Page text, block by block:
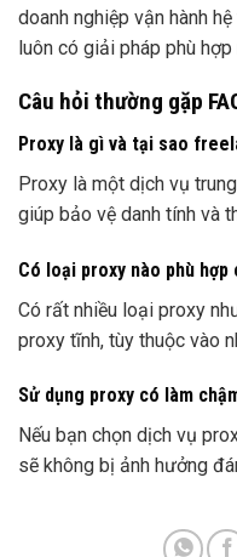
doanh nghiệp vận hành
luôn có giải pháp phù hợp
Câu hỏi thường gặp
Proxy là gì và tại sao
Proxy là một dịch vụ
giúp bảo vệ danh tính và
Có loại proxy nào phù
Có rất nhiều loại proxy
proxy tĩnh, tùy thuộc vào
Sử dụng proxy có làm
Nếu bạn chọn dịch vụ
sẽ không bị ảnh hưởng